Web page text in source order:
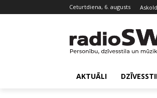
ceturtdiena, 6. augusts
AKTUĀLI